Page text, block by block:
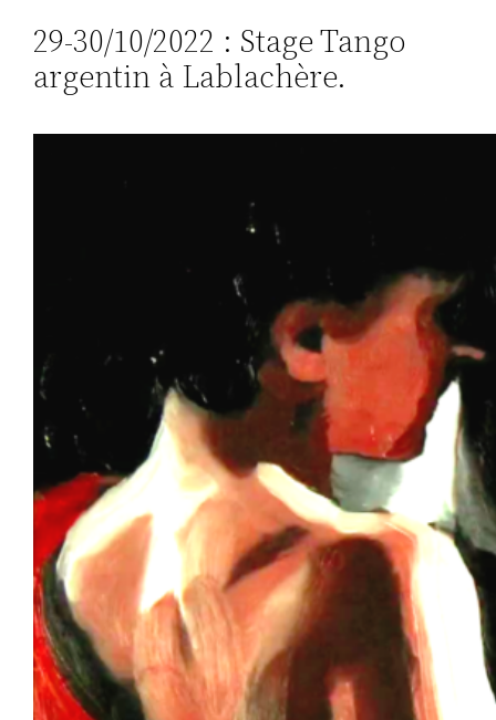
29-30/10/2022 : Stage Tango
argentin à Lablachère.